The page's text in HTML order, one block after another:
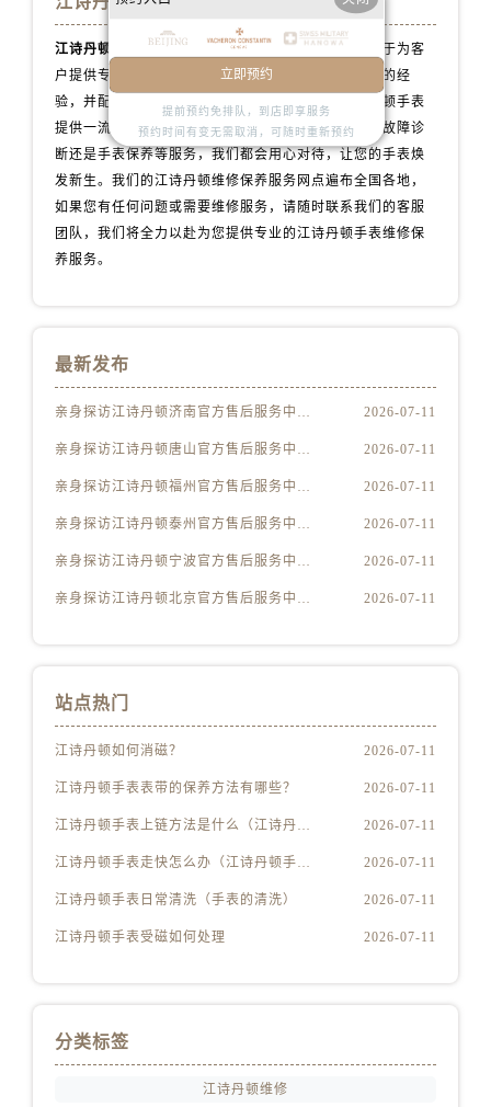
江诗丹顿售后维修服务中心地点
拥有专业团队，致力于为客
户提供专业的维修和保养服务。我们的技师拥有丰富的经
验，并配备了先进的维修设备，以确保为您的江诗丹顿手表
提供一流的维修服务，无论是手表维修、配件更换、故障诊
断还是手表保养等服务，我们都会用心对待，让您的手表焕
发新生。我们的江诗丹顿维修保养服务网点遍布全国各地，
如果您有任何问题或需要维修服务，请随时联系我们的客服
团队，我们将全力以赴为您提供专业的江诗丹顿手表维修保
养服务。
最新发布
亲身探访江诗丹顿济南官方售后服务中心｜最新热线及维修地址（2026年7月最新） 2026-07-11
亲身探访江诗丹顿唐山官方售后服务中心｜服务电话与网点地址（2026年7月最新） 2026-07-11
亲身探访江诗丹顿福州官方售后服务中心｜热线与地址（2026年7月最新） 2026-07-11
亲身探访江诗丹顿泰州官方售后服务中心｜网点地址与客服电话（2026年7月最新） 2026-07-11
亲身探访江诗丹顿宁波官方售后服务中心｜网点地址及售后热线（2026年7月最新） 2026-07-11
亲身探访江诗丹顿北京官方售后服务中心｜最新电话和维修地址（2026年7月最新） 2026-07-11
站点热门
江诗丹顿如何消磁？ 2026-07-11
江诗丹顿手表表带的保养方法有哪些？ 2026-07-11
江诗丹顿手表上链方法是什么（江诗丹顿怎么给手表上链） 2026-07-11
江诗丹顿手表走快怎么办（江诗丹顿手表走快什么原因） 2026-07-11
江诗丹顿手表日常清洗（手表的清洗） 2026-07-11
江诗丹顿手表受磁如何处理 2026-07-11
分类标签
江诗丹顿维修
立即预约
提前预约免排队，到店即享服务
预约时间有变无需取消，可随时重新预约